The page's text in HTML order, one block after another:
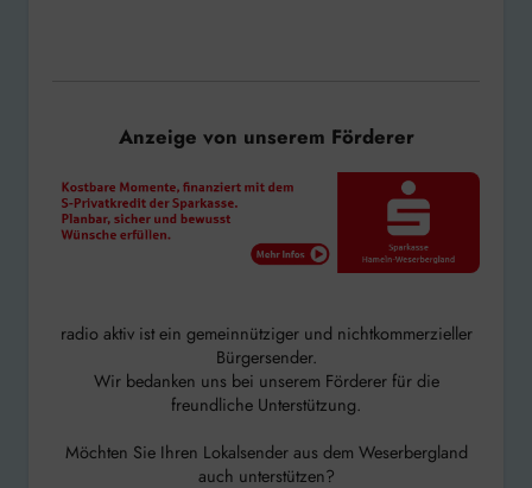
Anzeige von unserem Förderer
radio aktiv ist ein gemeinnütziger und nichtkommerzieller
Bürgersender.
Wir bedanken uns bei unserem Förderer für die
freundliche Unterstützung.
Möchten Sie Ihren Lokalsender aus dem Weserbergland
auch unterstützen?